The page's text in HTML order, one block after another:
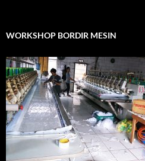
WORKSHOP BORDIR MESIN